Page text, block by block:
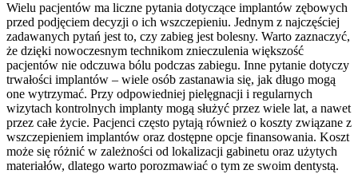
Wielu pacjentów ma liczne pytania dotyczące implantów zębowych
przed podjęciem decyzji o ich wszczepieniu. Jednym z najczęściej
zadawanych pytań jest to, czy zabieg jest bolesny. Warto zaznaczyć,
że dzięki nowoczesnym technikom znieczulenia większość
pacjentów nie odczuwa bólu podczas zabiegu. Inne pytanie dotyczy
trwałości implantów – wiele osób zastanawia się, jak długo mogą
one wytrzymać. Przy odpowiedniej pielęgnacji i regularnych
wizytach kontrolnych implanty mogą służyć przez wiele lat, a nawet
przez całe życie. Pacjenci często pytają również o koszty związane z
wszczepieniem implantów oraz dostępne opcje finansowania. Koszt
może się różnić w zależności od lokalizacji gabinetu oraz użytych
materiałów, dlatego warto porozmawiać o tym ze swoim dentystą.